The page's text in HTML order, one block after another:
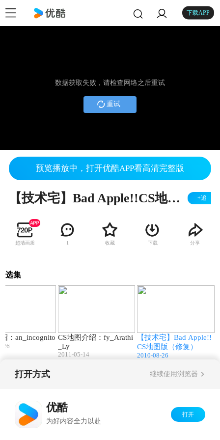
下载APP
数据获取失败，请检查网络之后重试
重试
预览播放中，打开优酷APP看高清完整版
【技术宅】Bad Apple!!CS地图版（修复） +追
超清画质 1 收藏 下载 分享
选集
：an_incognito
26
CS地图介绍：fy_Arathi
_Ly
2011-05-14
【技术宅】Bad Apple!!
CS地图版（修复）
2010-08-26
打开方式 继续使用浏览器
优酷
为好内容全力以赴
打开